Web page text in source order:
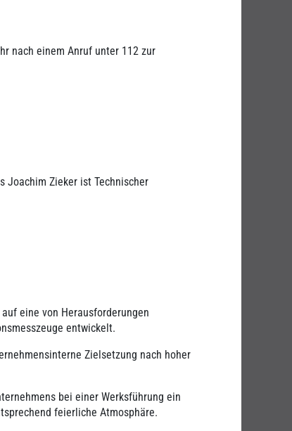
nach einem Anruf unter 112 zur
Joachim Zieker ist Technischer
eine von Herausforderungen
entwickelt.
Zielsetzung nach hoher
bei einer Werksführung ein
feierliche Atmosphäre.